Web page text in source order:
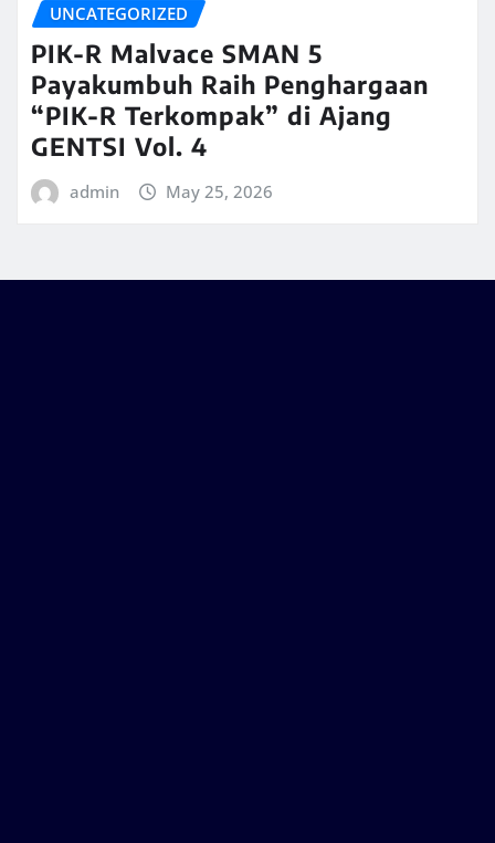
UNCATEGORIZED
PIK-R Malvace SMAN 5
Payakumbuh Raih Penghargaan
“PIK-R Terkompak” di Ajang
GENTSI Vol. 4
admin May 25, 2026